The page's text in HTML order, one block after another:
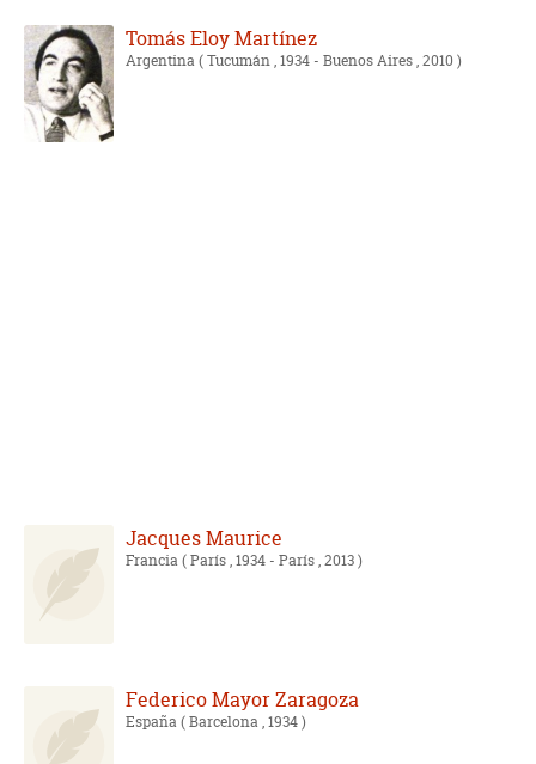
Tomás Eloy Martínez
Argentina( Tucumán , 1934 - Buenos Aires , 2010 )
Jacques Maurice
Francia( París , 1934 - París , 2013 )
Federico Mayor Zaragoza
España( Barcelona , 1934 )